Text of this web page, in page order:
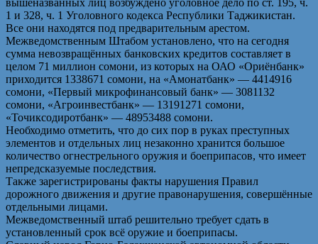
1 и 328, ч. 1 Уголовного кодекса Республики Таджикистан.
Все они находятся под предварительным арестом.
Межведомственным Штабом установлено, что на сегодня
сумма невозвращённых банковских кредитов составляет в
целом 71 миллион сомони, из которых на ОАО «Ориёнбанк»
приходится 1338671 сомони, на «Амонатбанк» — 4414916
сомони, «Первый микрофинансовый банк» — 3081132
сомони, «Агроинвестбанк» — 13191271 сомони,
«Точиксодиротбанк» — 48953488 сомони.
Необходимо отметить, что до сих пор в руках преступных
элементов и отдельных лиц незаконно хранится большое
количество огнестрельного оружия и боеприпасов, что имеет
непредсказуемые последствия.
Также зарегистрированы факты нарушения Правил
дорожного движения и другие правонарушения, совершённые
отдельными лицами.
Межведомственный штаб решительно требует сдать в
установленный срок всё оружие и боеприпасы.